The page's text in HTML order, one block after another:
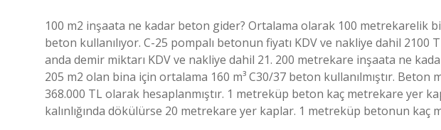
100 m2 inşaata ne kadar beton gider? Ortalama olarak 100 metrekarelik
beton kullanılıyor. C-25 pompalı betonun fiyatı KDV ve nakliye dahil 2100
anda demir miktarı KDV ve nakliye dahil 21. 200 metrekare inşaata ne
205 m2 olan bina için ortalama 160 m³ C30/37 beton kullanılmıştır. Beton
368.000 TL olarak hesaplanmıştır. 1 metreküp beton kaç metrekare yer
kalınlığında dökülürse 20 metrekare yer kaplar. 1 metreküp betonun kaç